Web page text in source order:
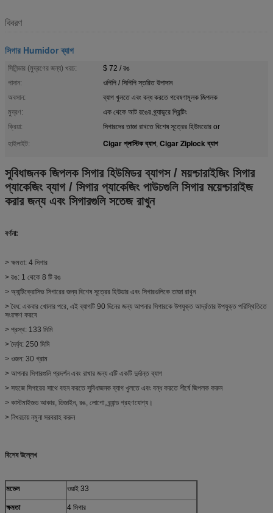
বিবরণ
সিগার Humidor ব্যাগ
সিলিন্ডার (মুদ্রণের জন্য) খরচ:
$ 72 / রঙ
পাদান:
ওপিপি / সিপিপি স্তরিত উপাদান
অবসান:
ব্যাগ খুলতে এবং বন্ধ করতে গবেষণামূলক জিপলক
মুদ্রণ:
এক থেকে আট রঙের গ্র্যাভুরে প্রিন্টিং
ক্রিয়া:
সিগারদের তাজা রাখতে বিশেষ সূত্রের হিউমডোর or
হাইলাইট:
Cigar প্লাস্টিক ব্যাগ, Cigar Ziplock ব্যাগ
সুবিধাজনক জিপলক সিগার হিউমিডর ব্যাগস / ময়শ্চারাইজিং সিগার
প্যাকেজিং ব্যাগ / সিগার প্যাকেজিং পাউচগুলি সিগার ময়েশ্চারাইজ
করার জন্য এবং সিগারগুলি সতেজ রাখুন
বর্ণনা:
> ক্ষমতা: 4 সিগার
> রঙ: 1 থেকে 8 টি রঙ
> অ্যান্টিক্রোসিভ সিগারের জন্য বিশেষ সূত্রের হিউডার এবং সিগারগুলিকে তাজা রাখুন
> বৈধ: একবার খোলার পরে, এই ব্যাগটি 90 দিনের জন্য আপনার সিগারকে উপযুক্ত আর্দ্রতার উপযুক্ত পরিস্থিতিতে
সংরক্ষণ করবে
> প্রস্থ: 133 মিমি
> দৈর্ঘ্য: 250 মিমি
> ওজন: 30 গ্রাম
> আপনার সিগারগুলি প্রদর্শন এবং রাখার জন্য এটি একটি দুর্দান্ত ব্যাগ
> সহজে সিগারের সাথে বহন করতে সুবিধাজনক ব্যাগ খুলতে এবং বন্ধ করতে শীর্ষে জিপলক করুন
> কাস্টমাইজড আকার, ডিজাইন, রঙ, লোগো, ব্র্যান্ড গ্রহণযোগ্য।
> নিখরচায় নমুনা সরবরাহ করুন
বিশেষ উল্লেখ
মডেল ওয়াই 33
ক্ষমতা 4 সিগার